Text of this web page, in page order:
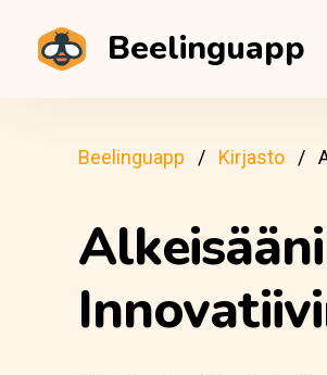
Beelinguapp
Beelinguapp Kirjasto